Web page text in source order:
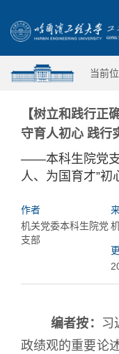
当前
【树立和践行正
守育人初心 践行
——本科生院党支
人、为国育才”初
作者
机关党委本科生院党
支部
编者按：
习
政绩观的重要论